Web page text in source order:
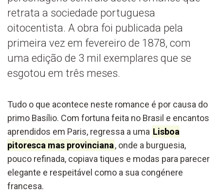
retrata a sociedade portuguesa
oitocentista. A obra foi publicada pela
primeira vez em fevereiro de 1878, com
uma edição de 3 mil exemplares que se
esgotou em três meses.
Tudo o que acontece neste romance é por causa do
primo Basílio. Com fortuna feita no Brasil e encantos
aprendidos em Paris, regressa a uma Lisboa
pitoresca mas provinciana, onde a burguesia,
pouco refinada, copiava tiques e modas para parecer
elegante e respeitável como a sua congénere
francesa.